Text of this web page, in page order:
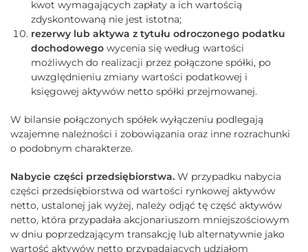
kwot wymagających zapłaty a ich wartością
zdyskontowaną nie jest istotna;
rezerwy lub aktywa z tytułu odroczonego podatku
dochodowego wycenia się według wartości
możliwych do realizacji przez połączone spółki, po
uwzględnieniu zmiany wartości podatkowej i
księgowej aktywów netto spółki przejmowanej.
W bilansie połączonych spółek wyłączeniu podlegają
wzajemne należności i zobowiązania oraz inne rozrachunki
o podobnym charakterze.
Nabycie części przedsiębiorstwa. W przypadku nabycia
części przedsiębiorstwa od wartości rynkowej aktywów
netto, ustalonej jak wyżej, należy odjąć tę część aktywów
netto, która przypadała akcjonariuszom mniejszościowym
w dniu poprzedzającym transakcję lub alternatywnie jako
wartość aktywów netto przypadających udziałom